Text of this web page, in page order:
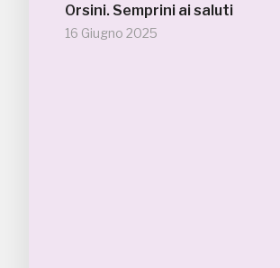
Orsini. Semprini ai saluti
16 Giugno 2025